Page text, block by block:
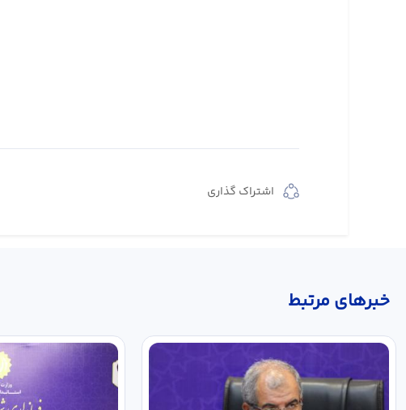
اشتراک گذاری
خبر‌های مرتبط